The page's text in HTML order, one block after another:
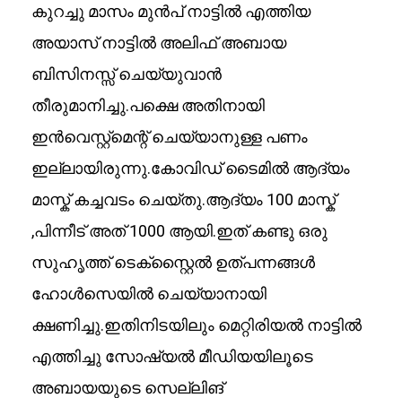
കുറച്ചു മാസം മുൻപ് നാട്ടിൽ എത്തിയ
അയാസ് നാട്ടിൽ അലിഫ് അബായ
ബിസിനസ്സ് ചെയ്യുവാൻ
തീരുമാനിച്ചു.പക്ഷെ അതിനായി
ഇൻവെസ്റ്റ്മെന്റ് ചെയ്യാനുള്ള പണം
ഇല്ലായിരുന്നു.കോവിഡ് ടൈമിൽ ആദ്യം
മാസ്ക് കച്ചവടം ചെയ്തു.ആദ്യം 100 മാസ്ക്
,പിന്നീട് അത് 1000 ആയി.ഇത് കണ്ടു ഒരു
സുഹൃത്ത് ടെക്സ്റ്റൈൽ ഉത്പന്നങ്ങൾ
ഹോൾസെയിൽ ചെയ്യാനായി
ക്ഷണിച്ചു.ഇതിനിടയിലും മെറ്റിരിയൽ നാട്ടിൽ
എത്തിച്ചു സോഷ്യൽ മീഡിയയിലൂടെ
അബായയുടെ സെല്ലിങ്